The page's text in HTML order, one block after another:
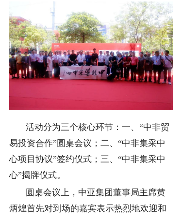
活动分为三个核心环节：一、“中非贸
易投资合作”圆桌会议；二、“中非集采中
心项目协议”签约仪式；三、“中非集采中
心”揭牌仪式。
圆桌会议上，中亚集团董事局主席黄
炳煌首先对到场的嘉宾表示热烈地欢迎和